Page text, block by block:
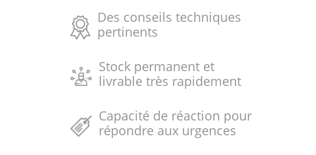
Des conseils techniques
pertinents
Stock permanent et
livrable très rapidement
Capacité de réaction pour
répondre aux urgences